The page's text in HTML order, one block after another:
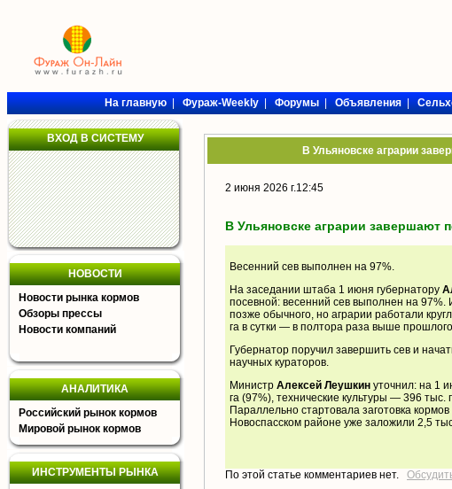
На главную|Фураж-Weekly|Форумы|Объявления|
ВХОД В СИСТЕМУ
НОВОСТИ
Новости рынка кормов
Обзоры прессы
Новости компаний
АНАЛИТИКА
Российский рынок кормов
Мировой рынок кормов
ИНСТРУМЕНТЫ РЫНКА
В Ульяновске аграрии
2 июня 2026 г.12:45
В Ульяновске аграрии завершают
Весенний сев выполнен на 97%.
На заседании штаба 1 июня губернатору
посевной: весенний сев выполнен на
позже обычного, но аграрии работали
га в сутки — в полтора раза выше
Губернатор поручил завершить сев и
научных кураторов.
Министр Алексей Леушкин уточнил: на 1
га (97%), технические культуры — 396
Параллельно стартовала заготовка
Новоспасском районе уже заложили 2,5
По этой статье комментариев нет.